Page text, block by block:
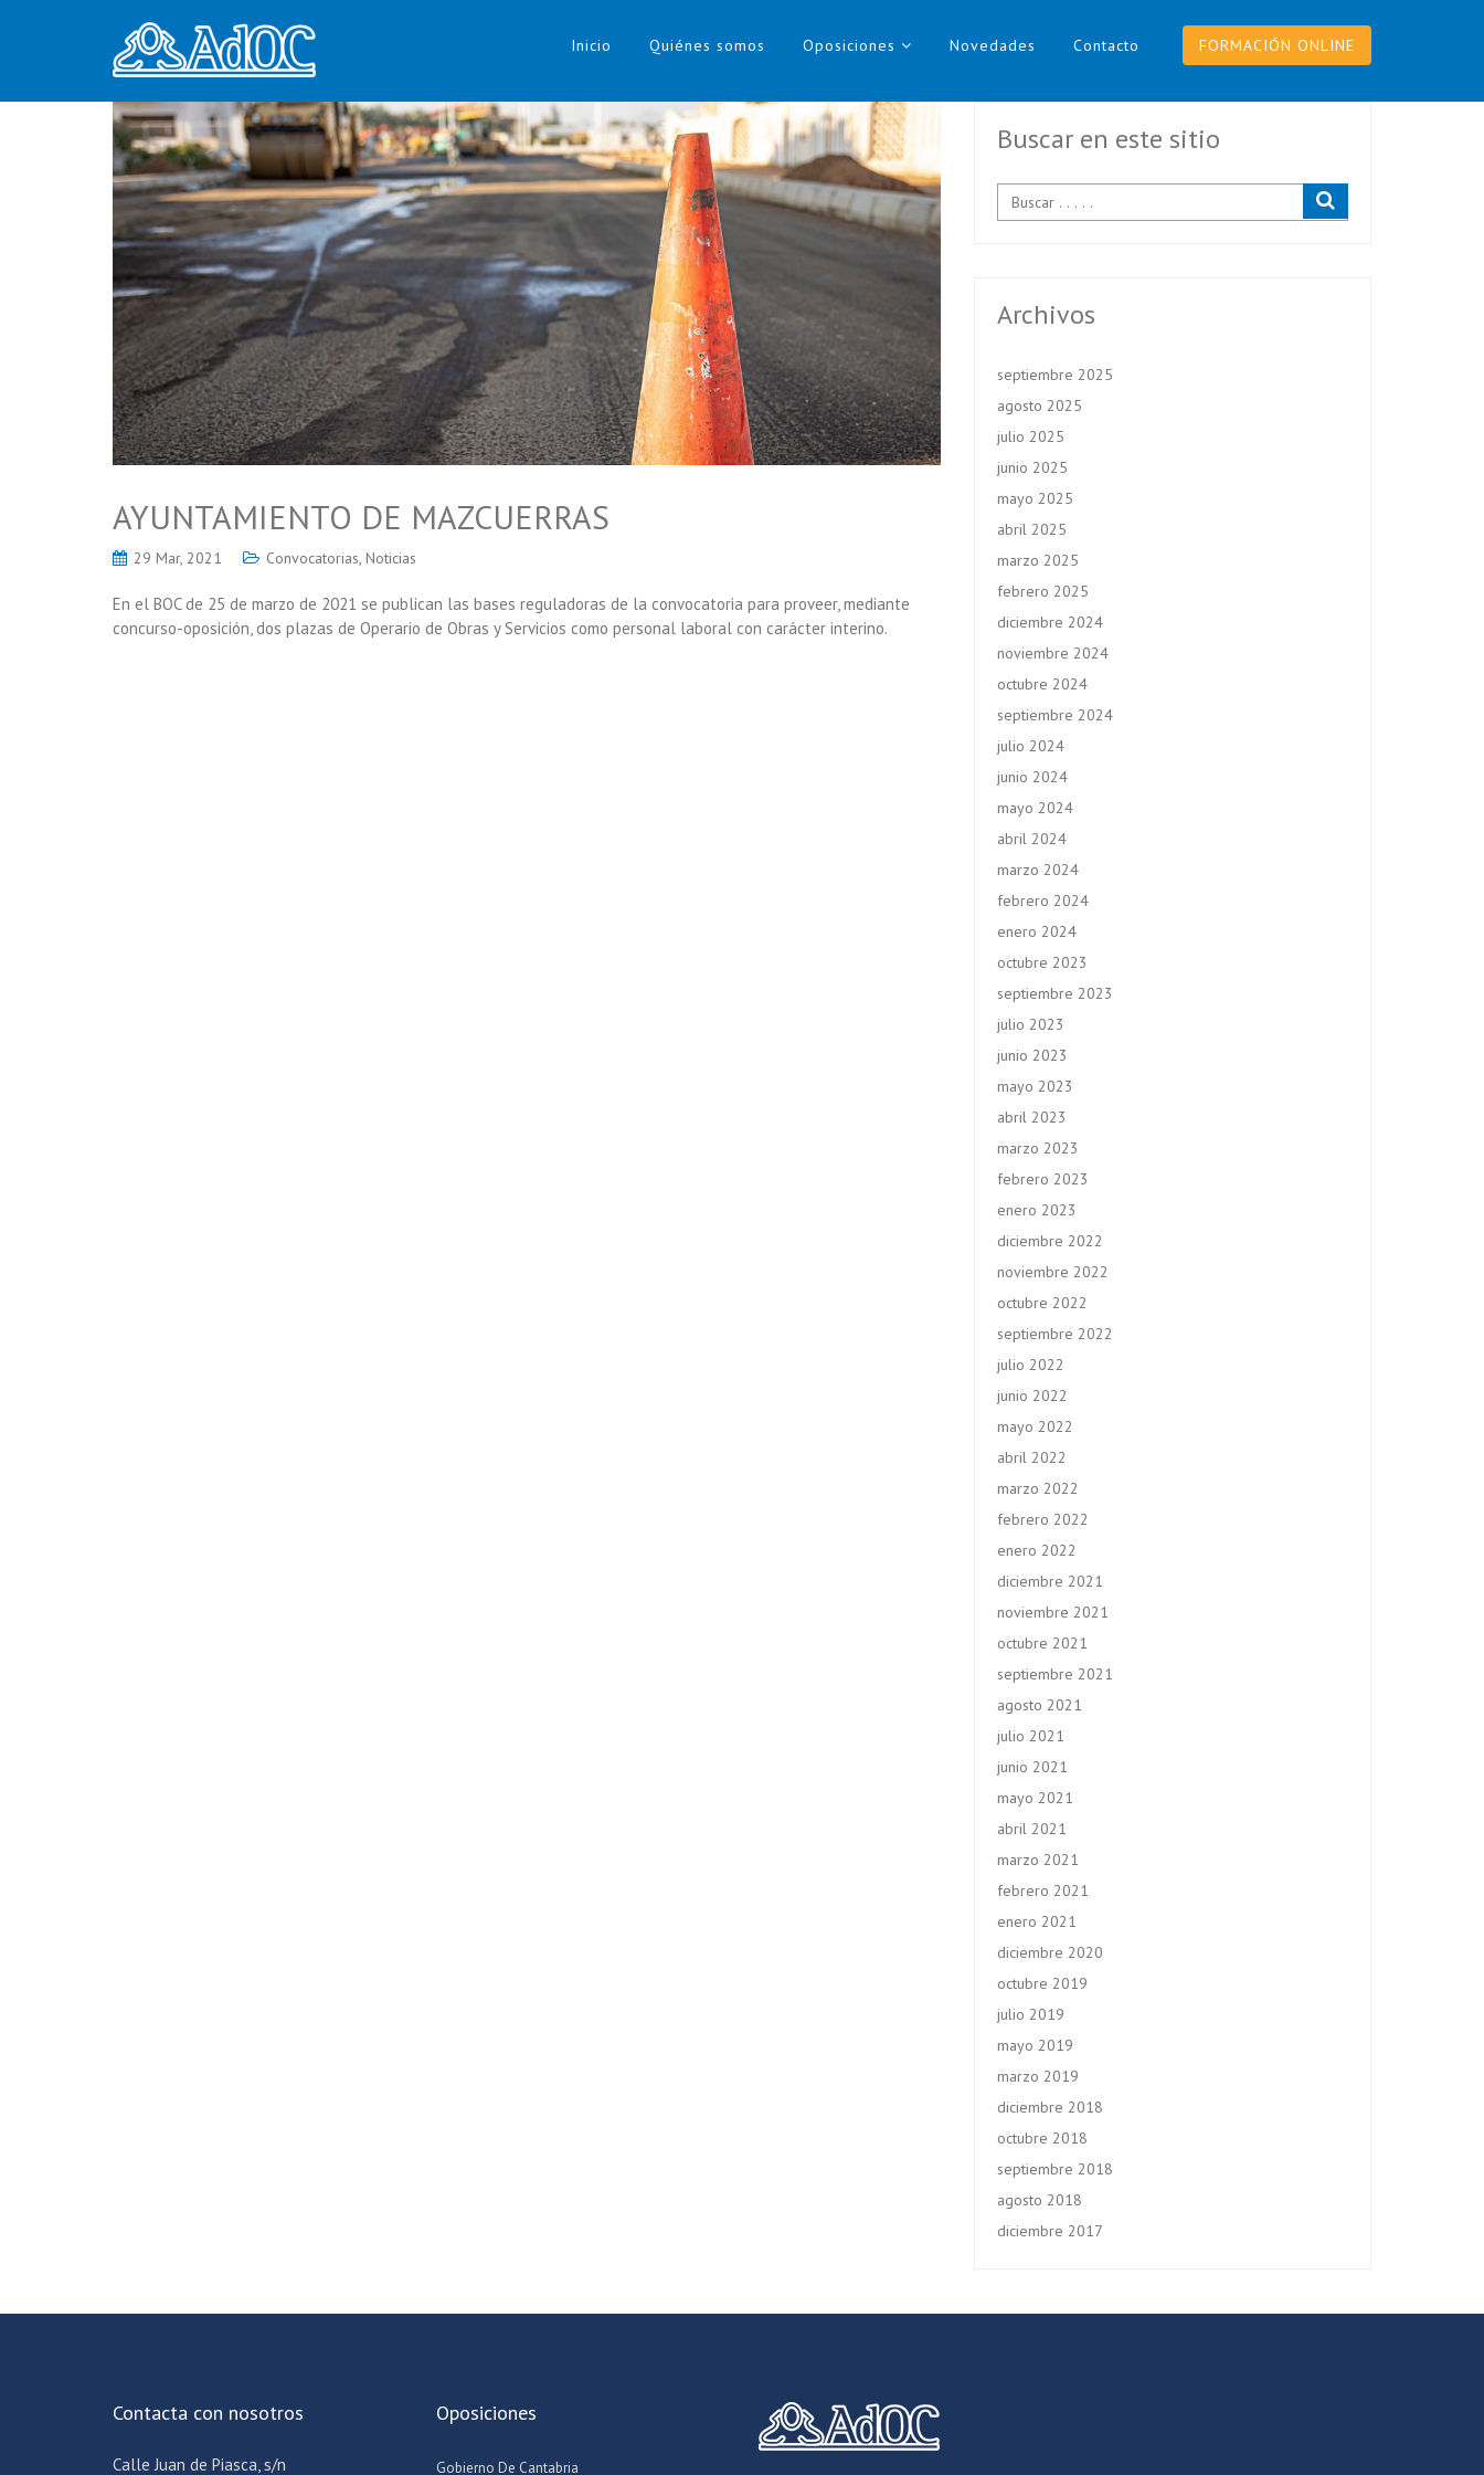
Inicio Quiénes somos Oposiciones Novedades Contacto FORMACIÓN ONLINE
AYUNTAMIENTO DE MAZCUERRAS
29 Mar, 2021 Convocatorias, Noticias
En el BOC de 25 de marzo de 2021 se publican las bases reguladoras de la convocatoria para proveer, mediante
concurso-oposición, dos plazas de Operario de Obras y Servicios como personal laboral con carácter interino.
Buscar en este sitio
Archivos
septiembre 2025
agosto 2025
julio 2025
junio 2025
mayo 2025
abril 2025
marzo 2025
febrero 2025
diciembre 2024
noviembre 2024
octubre 2024
septiembre 2024
julio 2024
junio 2024
mayo 2024
abril 2024
marzo 2024
febrero 2024
enero 2024
octubre 2023
septiembre 2023
julio 2023
junio 2023
mayo 2023
abril 2023
marzo 2023
febrero 2023
enero 2023
diciembre 2022
noviembre 2022
octubre 2022
septiembre 2022
julio 2022
junio 2022
mayo 2022
abril 2022
marzo 2022
febrero 2022
enero 2022
diciembre 2021
noviembre 2021
octubre 2021
septiembre 2021
agosto 2021
julio 2021
junio 2021
mayo 2021
abril 2021
marzo 2021
febrero 2021
enero 2021
diciembre 2020
octubre 2019
julio 2019
mayo 2019
marzo 2019
diciembre 2018
octubre 2018
septiembre 2018
agosto 2018
diciembre 2017
Contacta con nosotros
Calle Juan de Piasca, s/n
Oposiciones
Gobierno De Cantabria